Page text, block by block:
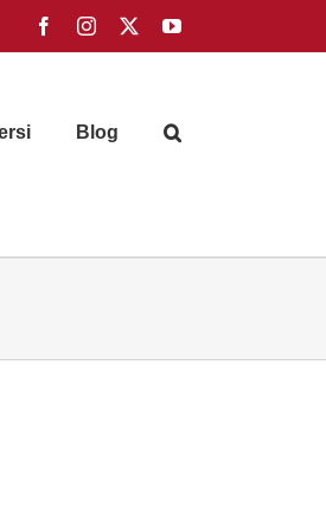
FacebookInstagram YouTube
Blog